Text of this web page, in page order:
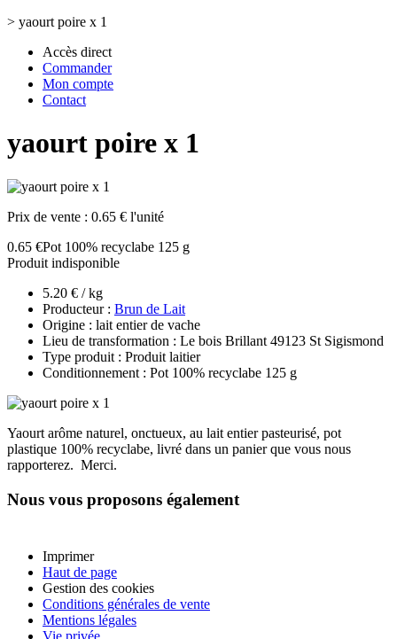
> yaourt poire x 1
Accès direct
Commander
Mon compte
Contact
yaourt poire x 1
Prix de vente : 0.65 € l'unité
0.65 €Pot 100% recyclabe 125 g
Produit indisponible
5.20 € / kg
Producteur : Brun de Lait
Origine : lait entier de vache
Lieu de transformation : Le bois Brillant 49123 St Sigismond
Type produit : Produit laitier
Conditionnement : Pot 100% recyclabe 125 g
Yaourt arôme naturel, onctueux, au lait entier pasteurisé, pot
plastique 100% recyclabe, livré dans un panier que vous nous
rapporterez. Merci.
Nous vous proposons également
Imprimer
Haut de page
Gestion des cookies
Conditions générales de vente
Mentions légales